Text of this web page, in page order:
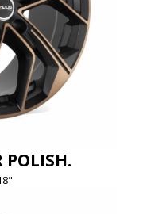
POLISH.